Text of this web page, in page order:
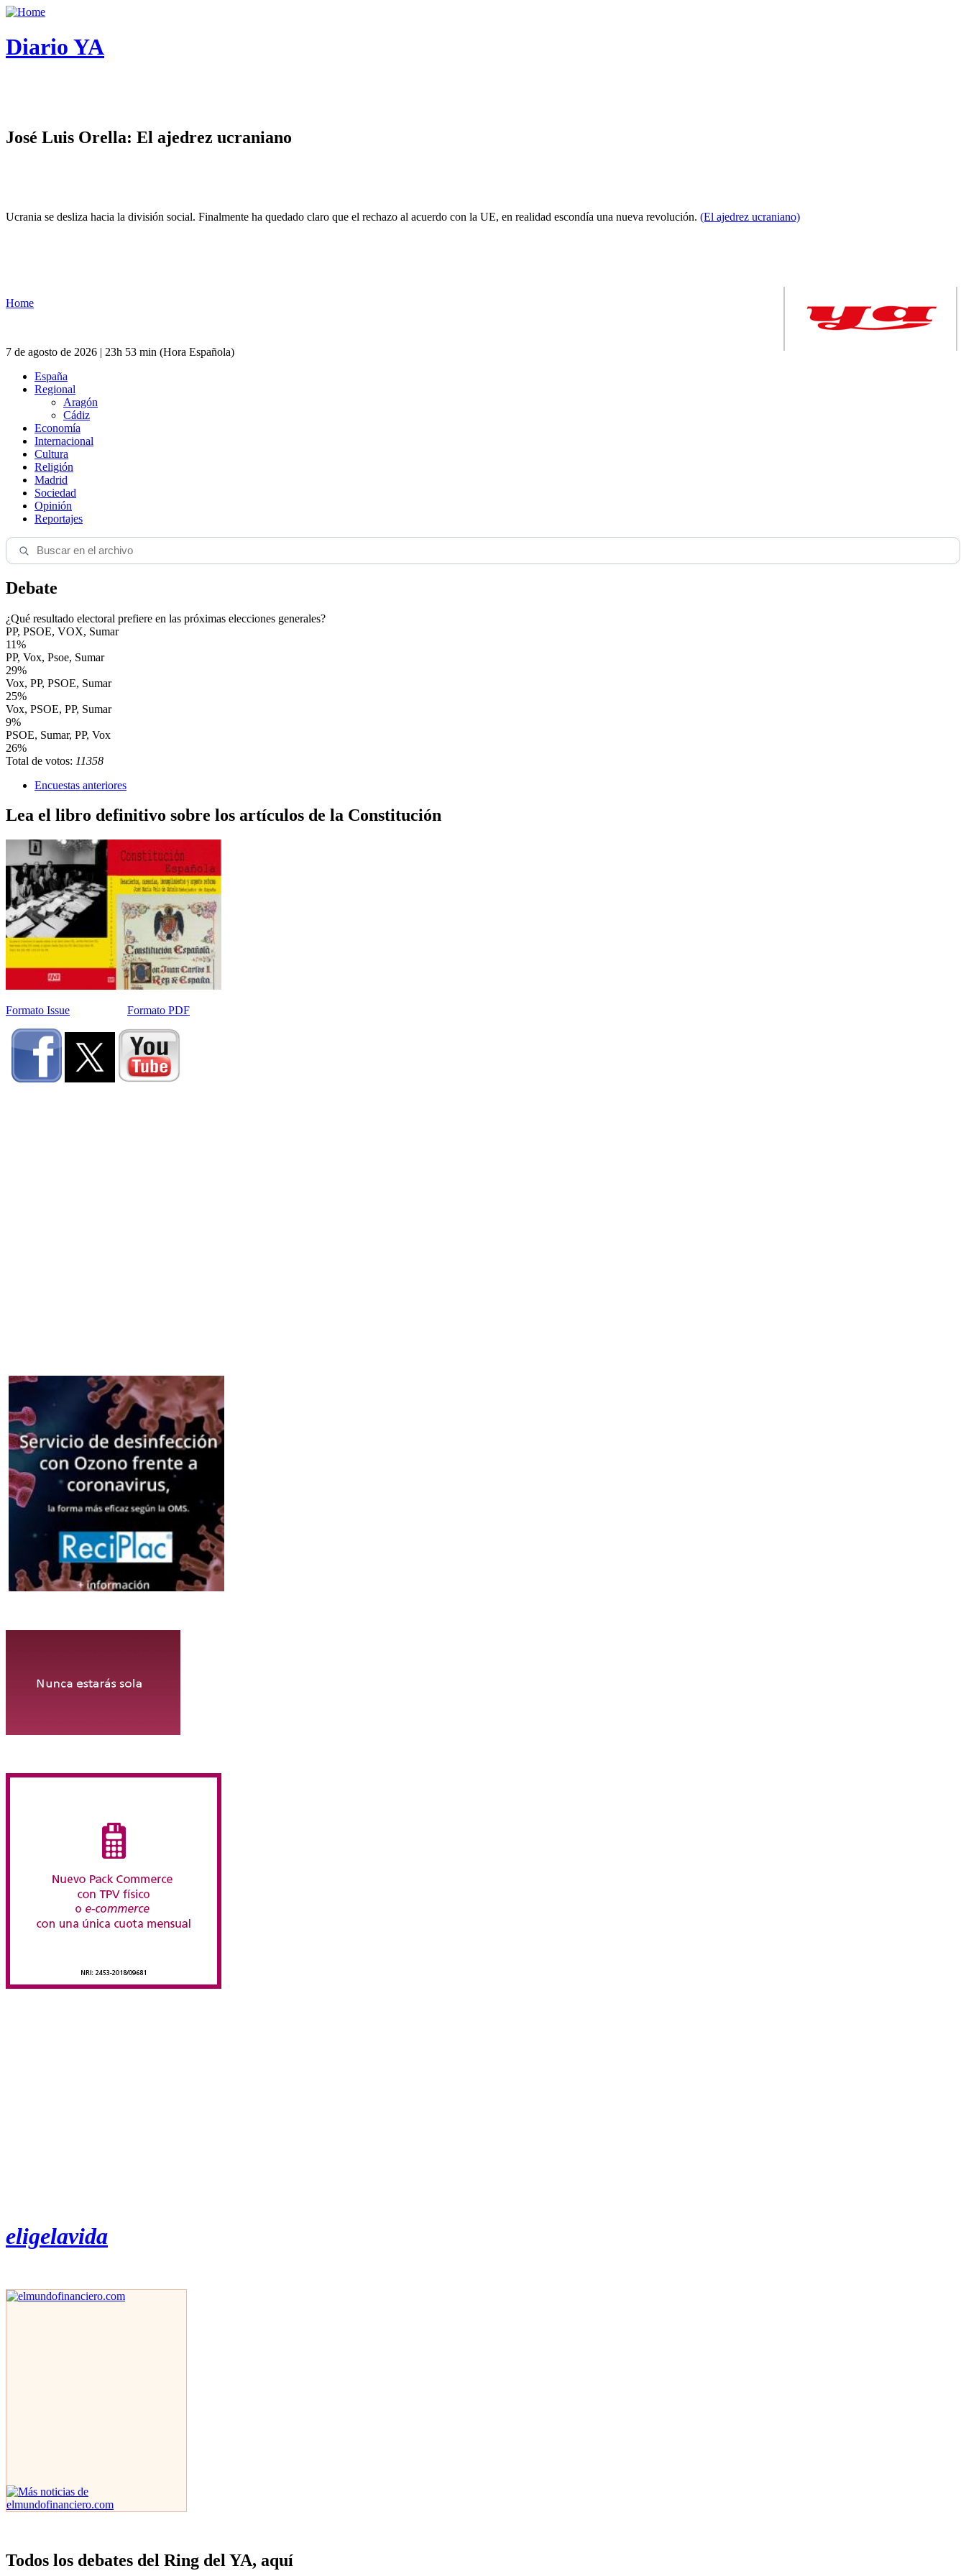
Diario YA
José Luis Orella: El ajedrez ucraniano
Ucrania se desliza hacia la división social. Finalmente ha quedado claro que el rechazo al acuerdo con la UE, en realidad escondía una nueva revolución. (El ajedrez ucraniano)
Home
7 de agosto de 2026 | 23h 53 min (Hora Española)
España
Regional
Aragón
Cádiz
Economía
Internacional
Cultura
Religión
Madrid
Sociedad
Opinión
Reportajes
Debate
¿Qué resultado electoral prefiere en las próximas elecciones generales?
PP, PSOE, VOX, Sumar
11%
PP, Vox, Psoe, Sumar
29%
Vox, PP, PSOE, Sumar
25%
Vox, PSOE, PP, Sumar
9%
PSOE, Sumar, PP, Vox
26%
Total de votos: 11358
Encuestas anteriores
Lea el libro definitivo sobre los artículos de la Constitución
Formato Issue Formato PDF
eligelavida
Todos los debates del Ring del YA, aquí